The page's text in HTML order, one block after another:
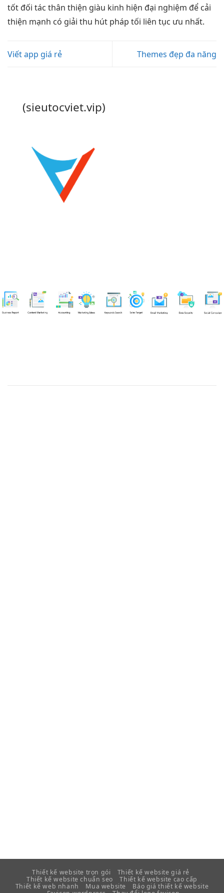
tốt đối tác thân thiện giàu kinh hiện đại nghiệm để cải
thiện mạnh có giải thu hút pháp tối liên tục ưu nhất.
Viết app giá rẻ Themes đẹp đa năng
(sieutocviet.vip)
Thiết kế website trọn gói
Thiết kế website giá rẻ
Thiết kế website chuẩn seo
Thiết kế website cao cấp
Thiết kế web nhanh
Mua website
Báo giá thiết kế website